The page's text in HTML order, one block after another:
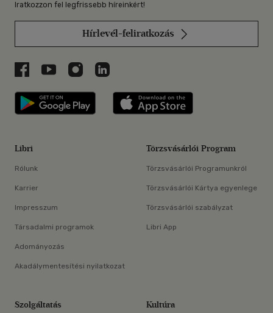
Iratkozzon fel legfrissebb híreinkért!
Hírlevél-feliratkozás
Libri a Facebookon
Libri a Youtube-on
Libri az Instagramon
Libri a LinkedInen
Libri applikáció Szerezd meg: Google
Libri
Rólunk
Karrier
Impresszum
Társadalmi programok
Adományozás
Akadálymentesítési nyilatkozat
Törzsvásárlói Program
Törzsvásárlói Programunkról
Törzsvásárlói Kártya egyenlege
Törzsvásárlói szabályzat
Libri App
Szolgáltatás Kultúra